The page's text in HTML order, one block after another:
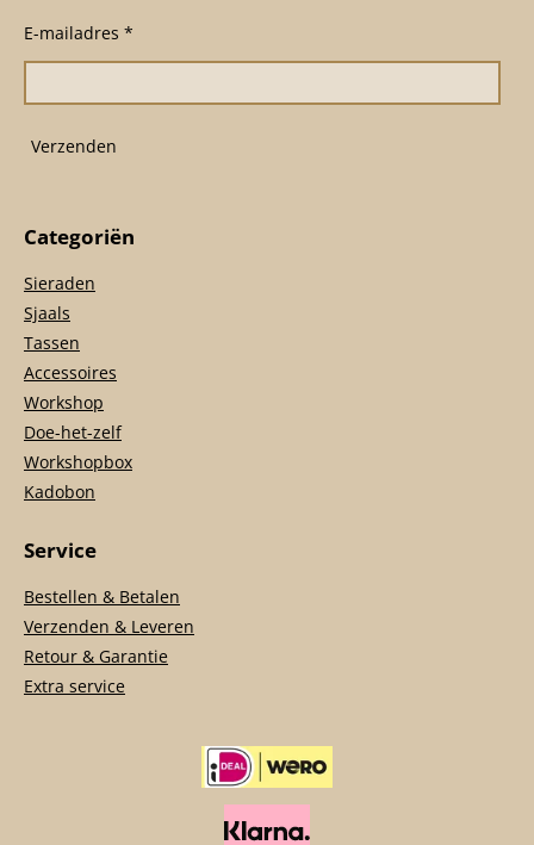
o
o
g
r
m
p
E-mailadres *
Verzenden
Categoriën
Sieraden
Sjaals
Tassen
Accessoires
Workshop
Doe-het-zelf
Workshopbox
Kadobon
Service
Bestellen & Betalen
Verzenden & Leveren
Retour & Garantie
Extra service